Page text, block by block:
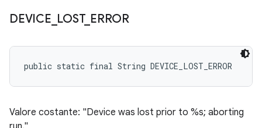
DEVICE LOST_ ERROR
public static final String DEVICE_LOST_ERROR
Valore costante: "Device was lost prior to %s; aborting